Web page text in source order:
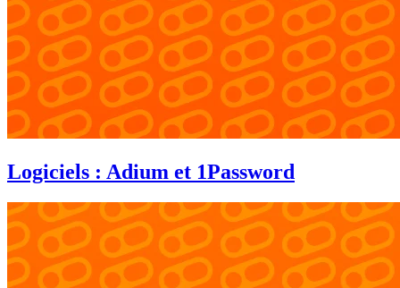
Logiciels : Adium et 1Password